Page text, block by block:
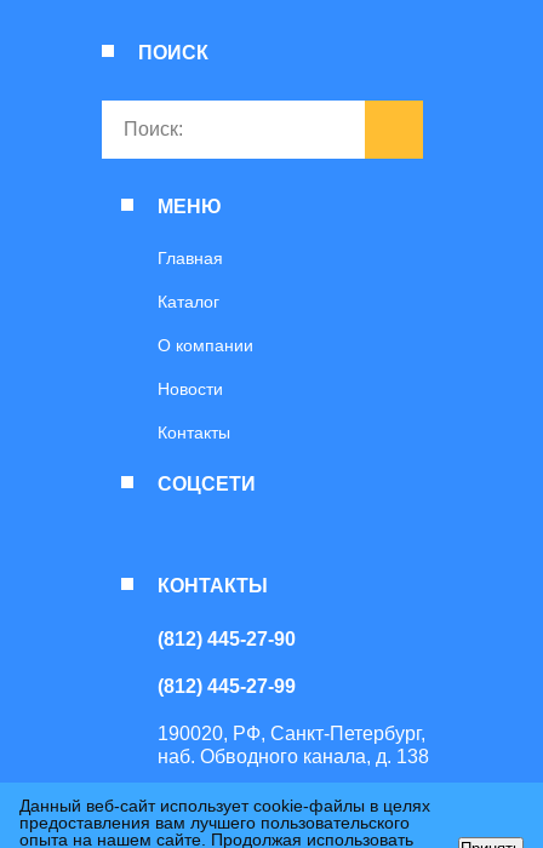
ПОИСК
МЕНЮ
Главная
Каталог
О компании
Новости
Контакты
СОЦСЕТИ
КОНТАКТЫ
(812) 445-27-90
(812) 445-27-99
190020, РФ, Санкт-Петербург,
наб. Обводного канала, д. 138
Перепечатка или копирование материалов сайта возможно только с
письменного разрешения правообладателя. Использование сайта
Данный веб-сайт использует cookie-файлы в целях
предоставления вам лучшего пользовательского
опыта на нашем сайте. Продолжая использовать